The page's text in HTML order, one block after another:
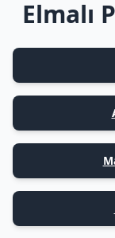
Elmalı